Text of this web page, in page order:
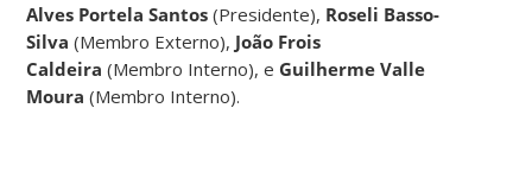
Alves Portela Santos(Presidente), Roseli Basso-
Silva (Membro Externo), João Frois
Caldeira (Membro Interno), e Guilherme Valle
Moura (Membro Interno).